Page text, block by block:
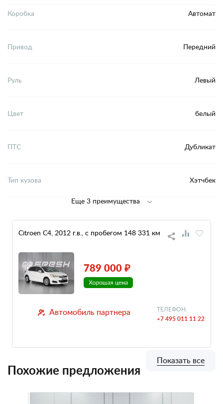
Коробка Автомат
Привод Передний
Руль Левый
Цвет белый
ПТС Дубликат
Тип кузова Хэтчбек
Еще 3 преимущества
Citroen C4, 2012 г.в., с пробегом 148 331 км
789 000 ₽
Автомобиль партнера ТЕЛЕФОН:
+7 495 011 11 22
Похожие предложения
Показать все